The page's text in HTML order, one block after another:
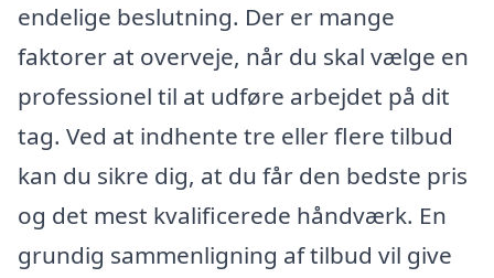
endelige beslutning. Der er mange
faktorer at overveje, når du skal vælge en
professionel til at udføre arbejdet på dit
tag. Ved at indhente tre eller flere tilbud
kan du sikre dig, at du får den bedste pris
og det mest kvalificerede håndværk. En
grundig sammenligning af tilbud vil give